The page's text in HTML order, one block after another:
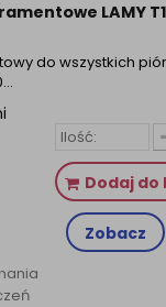
LAMY
do wszystkich piór
Dodaj do
Zobacz